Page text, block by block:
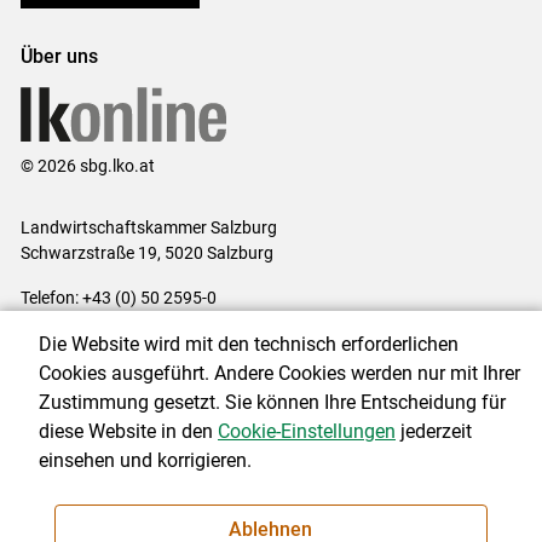
Über uns
© 2026 sbg.lko.at
Landwirtschaftskammer Salzburg
Schwarzstraße 19, 5020 Salzburg
Telefon: +43 (0) 50 2595-0
Impressum|Kontakt|Datenschutzerklärung|Barrierefreiheit|
Cookie-Einstellungen
NEWSLETTER
Die Website wird mit den technisch erforderlichen
Cookies ausgeführt. Andere Cookies werden nur mit Ihrer
Zustimmung gesetzt. Sie können Ihre Entscheidung für
diese Website in den Cookie-Einstellungen jederzeit
einsehen und korrigieren.
Ablehnen